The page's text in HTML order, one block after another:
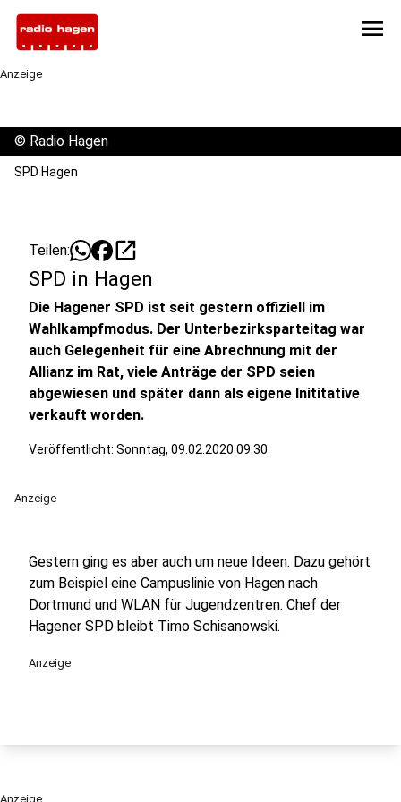
menu
Anzeige
© Radio Hagen
SPD Hagen
Teilen: open_in_new
SPD in Hagen
Die Hagener SPD ist seit gestern offiziell im
Wahlkampfmodus. Der Unterbezirksparteitag war
auch Gelegenheit für eine Abrechnung mit der
Allianz im Rat, viele Anträge der SPD seien
abgewiesen und später dann als eigene Inititative
verkauft worden.
Veröffentlicht: Sonntag, 09.02.2020 09:30
Anzeige
Gestern ging es aber auch um neue Ideen. Dazu gehört
zum Beispiel eine Campuslinie von Hagen nach
Dortmund und WLAN für Jugendzentren. Chef der
Hagener SPD bleibt Timo Schisanowski.
Anzeige
Anzeige